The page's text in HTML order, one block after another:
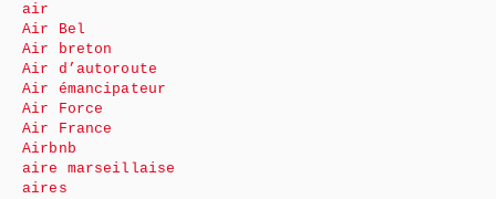
air
Air Bel
Air breton
Air d’autoroute
Air émancipateur
Air Force
Air France
Airbnb
aire marseillaise
aires